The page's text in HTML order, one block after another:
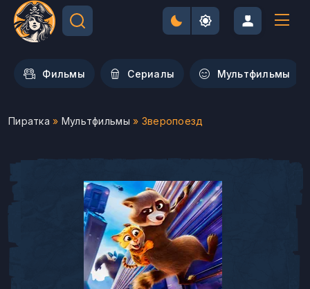
Фильмы Сериалы Мультфильмы
Пиратка » Мультфильмы » Зверопоезд